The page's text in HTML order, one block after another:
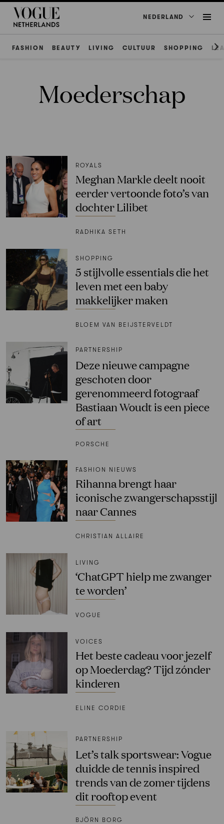
NEDERLAND
FASHION BEAUTY LIVING CULTUUR SHOPPING
Moederschap
ROYALS
Meghan Markle deelt nooit
eerder vertoonde foto’s van
dochter Lilibet
RADHIKA SETH
SHOPPING
5 stijlvolle essentials die het
leven met een baby
makkelijker maken
BLOEM VAN BEIJSTERVELDT
PARTNERSHIP
Deze nieuwe campagne
geschoten door
gerenommeerd fotograaf
Bastiaan Woudt is een piece
of art
PORSCHE
FASHION NIEUWS
Rihanna brengt haar
iconische zwangerschapsstijl
naar Cannes
CHRISTIAN ALLAIRE
LIVING
‘ChatGPT hielp me zwanger
te worden’
VOGUE
VOICES
Het beste cadeau voor jezelf
op Moederdag? Tijd zónder
kinderen
ELINE CORDIE
PARTNERSHIP
Let’s talk sportswear: Vogue
duidde de tennis inspired
trends van de zomer tijdens
dit rooftop event
BJÖRN BORG